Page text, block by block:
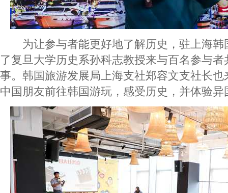
为让参与者能更好地了解历史，驻上海韩
了复旦大学历史系孙科志教授来与百名参与
事。韩国旅游发展局上海支社郑容文支社长
中国朋友前往韩国游玩，感受历史，并体验异